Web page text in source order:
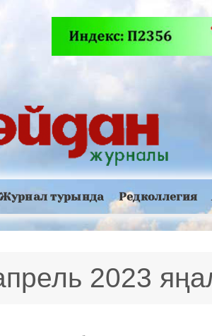
Журнал турында Редколлегия
2023